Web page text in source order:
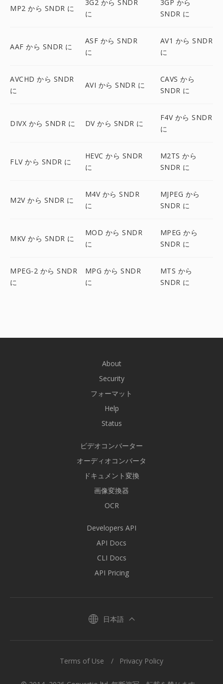
MP2 から SNDR に
3G2 から SNDR
に
3GP から
SNDR に
AAF から SNDR に
ASF から SNDR
に
AV1 から SNDR
に
AVCHD から SNDR
に
AVI から SNDR に
CAVS から
SNDR に
DIVX から SNDR に DV から SNDR に
F4V から SNDR
に
FLV から SNDR に
HEVC から SNDR
に
M2TS から
SNDR に
M2V から SNDR に
M4V から SNDR
に
MJPEG から
SNDR に
MKV から SNDR に
MOD から SNDR
に
MPEG から
SNDR に
MPEG-2 から SNDR
に
MPG から SNDR
に
MTS から
SNDR に
About
Security
フォーマット
Help
Status
ビデオコンバーター
オーディオコンバータ
ドキュメント変換
画像変換器
OCR
Developers API
API Docs
CLI Docs
API Pricing
日本語
Terms of Use Privacy Policy